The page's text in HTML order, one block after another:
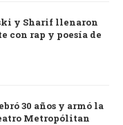
y Sharif llenaron
con rap y poesía de
30 años y armó la
Metropólitan